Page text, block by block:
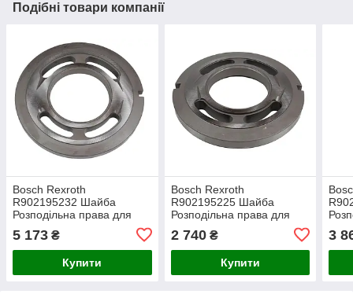
Подібні товари компанії
Bosch Rexroth
R902195232 Шайба
Розподільна права для
5 173 ₴
Купити
Bosch Rexroth
R902195225 Шайба
Розподільна права для
2 740₴
Купити
3